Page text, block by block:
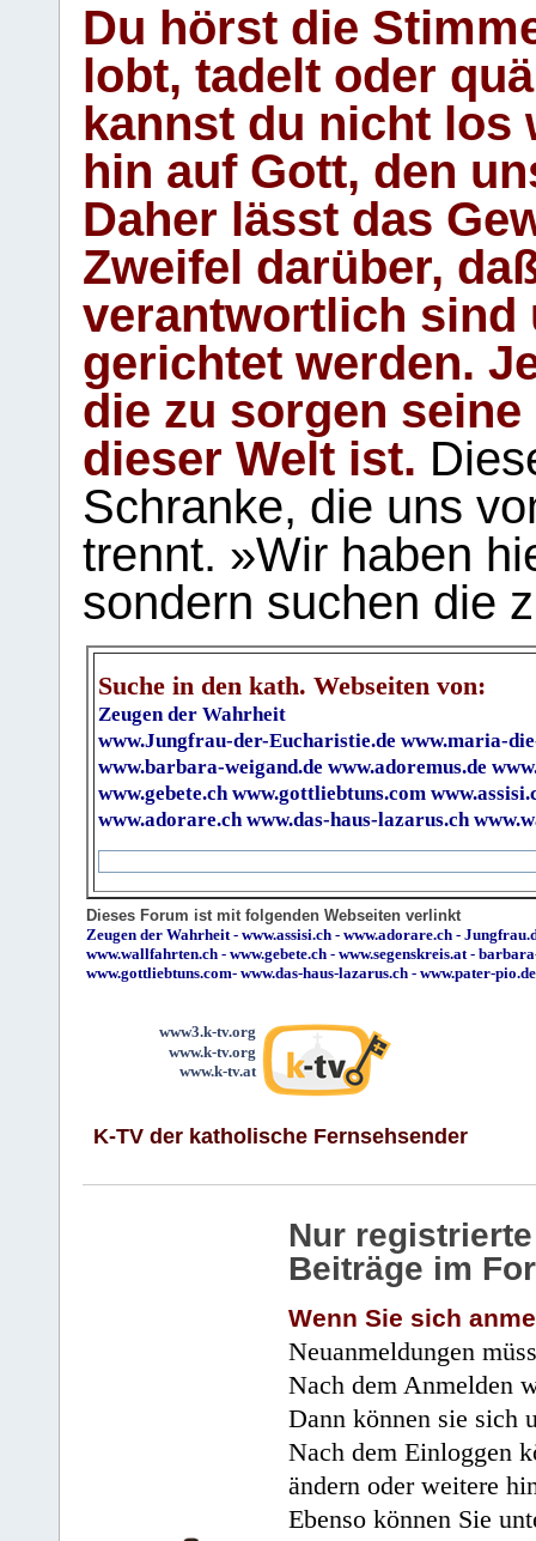
Du hörst die
lobt, tadelt oder
kannst du nicht los
hin auf Gott, den
Daher lässt das
Zweifel darüber,
verantwortlich sind
gerichtet werden.
die zu sorgen
dieser Welt ist.
Schranke, die uns
trennt. »Wir haben
sondern suchen die
Suche in den kath. Webseiten von:
Zeugen der Wahrheit
www.Jungfrau-der-Eucharistie.de www.maria-
www.barbara-weigand.de www.adoremus.de
www.gebete.ch www.gottliebtuns.com
www.adorare.ch www.das-haus-lazarus.ch
Dieses Forum ist mit folgenden Webseiten verlinkt
Zeugen der Wahrheit- www.assisi.ch - www.adorare.ch -
www.wallfahrten.ch - www.gebete.ch - www.segenskreis.at-
www.gottliebtuns.com- www.das-haus-lazarus.ch - www.pater-pio.de
www3.k-tv.org
www.k-tv.org
www.k-tv.at
K-TV der katholische Fernsehsender
Nur
Beiträge im
Wenn Sie sich
Neuanmeldungen
Nach dem Anmelden
Dann können sie sich
Nach dem Einloggen
ändern oder weitere
Ebenso können Sie